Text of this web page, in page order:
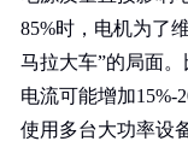
85%时，电机为了
马拉大车”的局面。
电流可能增加15%-
使用多台大功率设